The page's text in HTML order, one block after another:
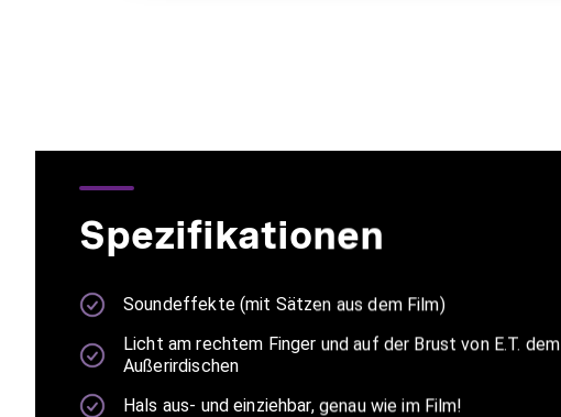
Spezifikationen
Soundeffekte (mit Sätzen aus dem Film)
Licht am rechtem Finger und auf der Brust von E.T. dem
Außerirdischen
Hals aus- und einziehbar, genau wie im Film!